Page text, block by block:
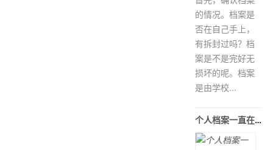
的情况。档案是
否在自己手上，
有拆封过吗？档
案是不是完好无
损坏的呢。档案
是由学校...
个人档案一直在自己手里怎么办?